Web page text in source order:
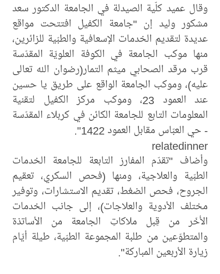
وقال عميد كلّية الصيدلة في الجامعة الدكتور سعد
مشكور وليد إن "جامعة الكفيل افتتحت مواقع
عديدة لتقديم الخدمات الإسعافية والطبّية للزائرين،
منها موكب الجامعة في الكوفة العلويّة المقدّسة
قرب مرقد الصحابي ميثم التمار(رضوان الله تعالى
عليه)، وموكب الجامعة الواقع على طريق يا حسين
عند العمود 23، وموكب مركز الكفيل لتقنية
المعلومات التابع للجامعة الكائن في كربلاء المقدّسة
- حي العبّاس مقابل العمود 1422".
relatedinner
وأضاف "تقدّم المفارز التابعة للجامعة الخدمات
الطبّية والعلاجية، ومنها (فحص السكري، تعقيم
الجروح، فحص الضغط، تقديم الاستشارات، وتوفير
مختلف الأدوية والعلاجات)، إلى جانب الخدمات
الأُخَر من قِبل ملاكاتِ الجامعة من الأساتذة
والمتطوّعين من طلبة المجموعة الطبّية، طيلة أيّام
زيارة الأربعين المباركة".